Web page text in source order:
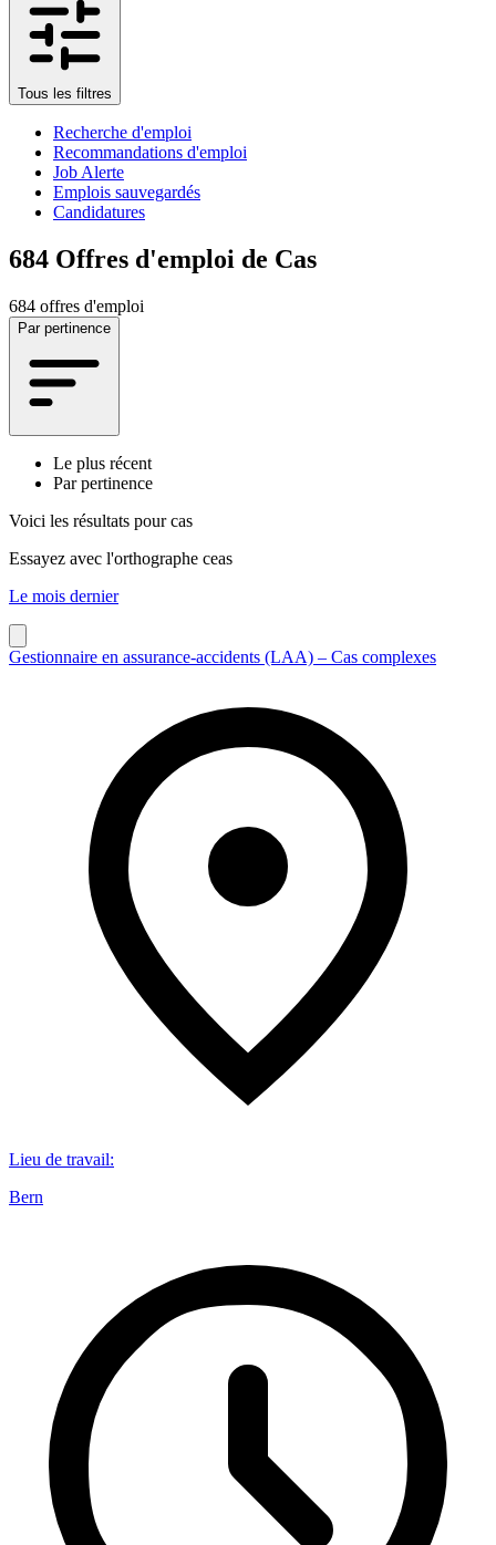
Tous les filtres
Recherche d'emploi
Recommandations d'emploi
Job Alerte
Emplois sauvegardés
Candidatures
684 Offres d'emploi de Cas
684 offres d'emploi
Par pertinence
Le plus récent
Par pertinence
Voici les résultats pour cas
Essayez avec l'orthographe ceas
Le mois dernier
Gestionnaire en assurance-accidents (LAA) – Cas complexes
Lieu de travail:
Bern